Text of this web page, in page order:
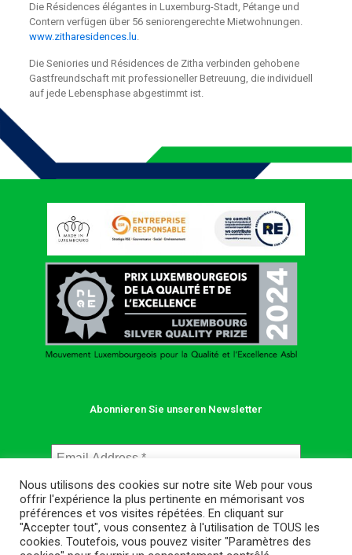
Die Résidences élégantes in Luxemburg-Stadt, Pétange und
Contern verfügen über 56 seniorengerechte Mietwohnungen.
www.zitharesidences.lu.
Die Seniories und Résidences de Zitha verbinden gehobene
Gastfreundschaft mit professioneller Betreuung, die individuell
auf jede Lebensphase abgestimmt ist.
Abonnieren Sie unseren Newsletter
Nous utilisons des cookies sur notre site Web pour vous
offrir l'expérience la plus pertinente en mémorisant vos
préférences et vos visites répétées. En cliquant sur
"Accepter tout", vous consentez à l'utilisation de TOUS les
cookies. Toutefois, vous pouvez visiter "Paramètres des